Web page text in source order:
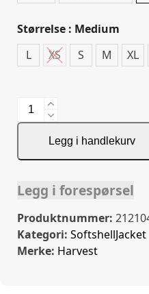
Størrelse : Medium
L
XS S M XL
Lodgetown
Woman
Softshell
antall
Legg i handlekurv
Legg i forespørsel
Produktnummer:
Kategori: SoftshellJacket
Merke: Harvest